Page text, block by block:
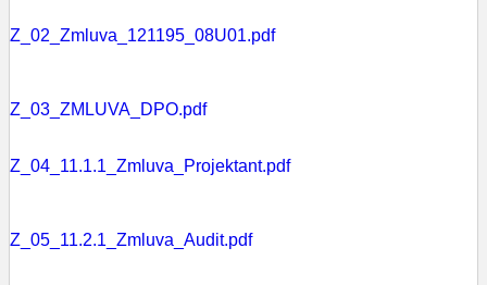
Z_02_Zmluva_121195_08U01.pdf
Z_03_ZMLUVA_DPO.pdf
Z_04_11.1.1_Zmluva_Projektant.pdf
Z_05_11.2.1_Zmluva_Audit.pdf